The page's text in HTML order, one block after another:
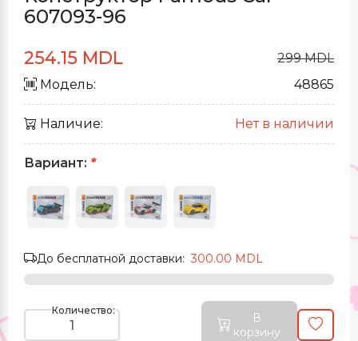
607093-96
254.15 MDL
299 MDL
Модель:
48865
Наличие: Нет в наличии
Вариант: *
До бесплатной доставки:300.00 MDL
Количество:
В
корзину